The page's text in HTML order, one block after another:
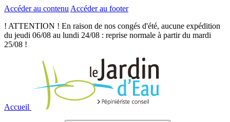
Accéder au contenu Accéder au footer
! ATTENTION ! En raison de nos congés d'été, aucune expédition
du jeudi 06/08 au lundi 24/08 : reprise normale à partir du mardi
25/08 !
Accueil